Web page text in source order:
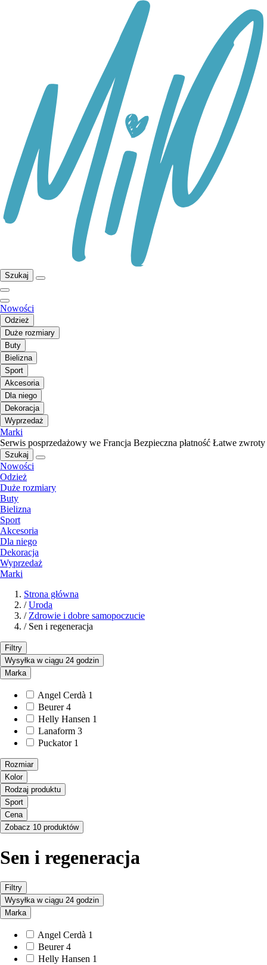
Szukaj
Nowości
Odzież
Duże rozmiary
Buty
Bielizna
Sport
Akcesoria
Dla niego
Dekoracja
Wyprzedaż
Marki
Serwis posprzedażowy we Francja Bezpieczna płatność Łatwe zwroty
Szukaj
Nowości
Odzież
Duże rozmiary
Buty
Bielizna
Sport
Akcesoria
Dla niego
Dekoracja
Wyprzedaż
Marki
Strona główna
/ Uroda
/ Zdrowie i dobre samopoczucie
/ Sen i regeneracja
Filtry
Wysyłka w ciągu 24 godzin
Marka
Angel Cerdà 1
Beurer 4
Helly Hansen 1
Lanaform 3
Puckator 1
Rozmiar
Kolor
Rodzaj produktu
Sport
Cena
Zobacz 10 produktów
Sen i regeneracja
Filtry
Wysyłka w ciągu 24 godzin
Marka
Angel Cerdà 1
Beurer 4
Helly Hansen 1